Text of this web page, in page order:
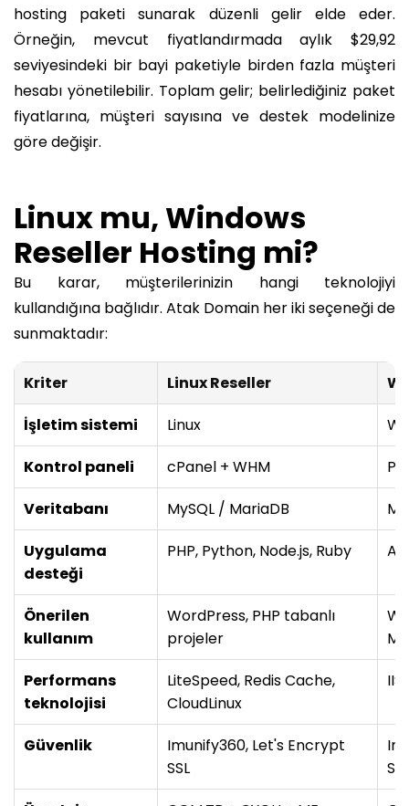
hosting paketi sunarak düzenli gelir elde eder.
Örneğin, mevcut fiyatlandırmada aylık $29,92
seviyesindeki bir bayi paketiyle birden fazla müşteri
hesabı yönetilebilir. Toplam gelir; belirlediğiniz paket
fiyatlarına, müşteri sayısına ve destek modelinize
göre değişir.
Linux mu, Windows
Reseller Hosting mi?
Bu karar, müşterilerinizin hangi teknolojiyi
kullandığına bağlıdır. Atak Domain her iki seçeneği de
sunmaktadır:
Kriter Linux Reseller
İşletim sistemi
Linux
Kontrol paneli
cPanel + WHM
Veritabanı
MySQL / MariaDB
Uygulama
desteği
PHP, Python, Node.js, Ruby
Önerilen
kullanım
WordPress, PHP tabanlı
projeler
Performans
teknolojisi
LiteSpeed, Redis Cache,
CloudLinux
Güvenlik
Imunify360, Let's Encrypt
SSL
SSL